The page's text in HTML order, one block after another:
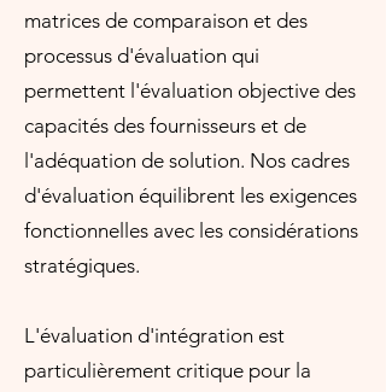
matrices de comparaison et des
processus d'évaluation qui
permettent l'évaluation objective des
capacités des fournisseurs et de
l'adéquation de solution. Nos cadres
d'évaluation équilibrent les exigences
fonctionnelles avec les considérations
stratégiques.
L'évaluation d'intégration est
particulièrement critique pour la